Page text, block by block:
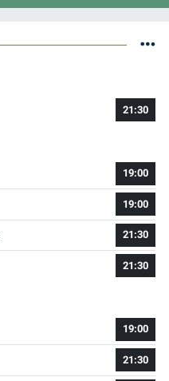
21:30
19:00
19:00
21:30
21:30
19:00
21:30